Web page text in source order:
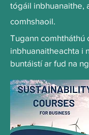
tógáil inbhuanaithe,
comhshaoil.
Tugann comhtháthú
inbhuanaitheachta i
buntáistí ar fud na
eacnamaíocha:
Coigilteas Costais
•Éifeachtúlacht